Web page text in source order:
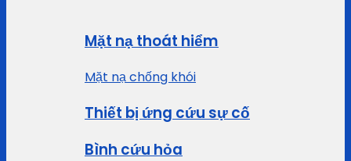
Mặt nạ thoát hiểm
Mặt nạ chống khói
Thiết bị ứng cứu sự cố
Bình cứu hỏa